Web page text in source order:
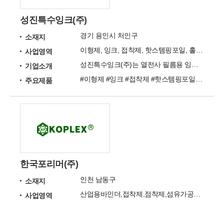
성진특수잉크(주)
소재지
경기 용인시 처인구
사업영역
기업소개
주요제품
한국포리머(주)
소재지
인천 남동구
사업영역